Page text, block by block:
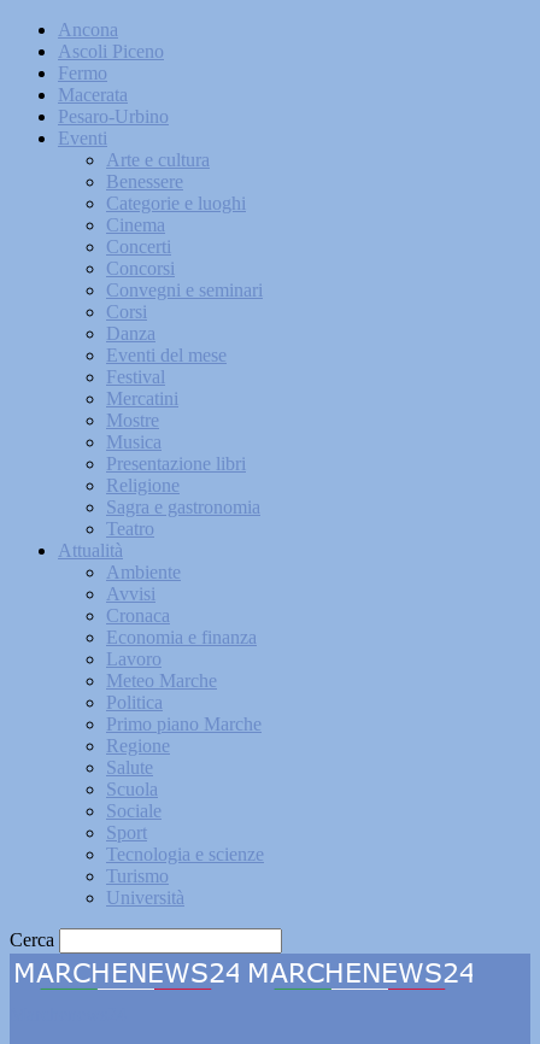
Ancona
Ascoli Piceno
Fermo
Macerata
Pesaro-Urbino
Eventi
Arte e cultura
Benessere
Categorie e luoghi
Cinema
Concerti
Concorsi
Convegni e seminari
Corsi
Danza
Eventi del mese
Festival
Mercatini
Mostre
Musica
Presentazione libri
Religione
Sagra e gastronomia
Teatro
Attualità
Ambiente
Avvisi
Cronaca
Economia e finanza
Lavoro
Meteo Marche
Politica
Primo piano Marche
Regione
Salute
Scuola
Sociale
Sport
Tecnologia e scienze
Turismo
Università
Cerca